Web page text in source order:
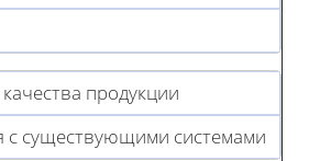
продукции
с существующими системами